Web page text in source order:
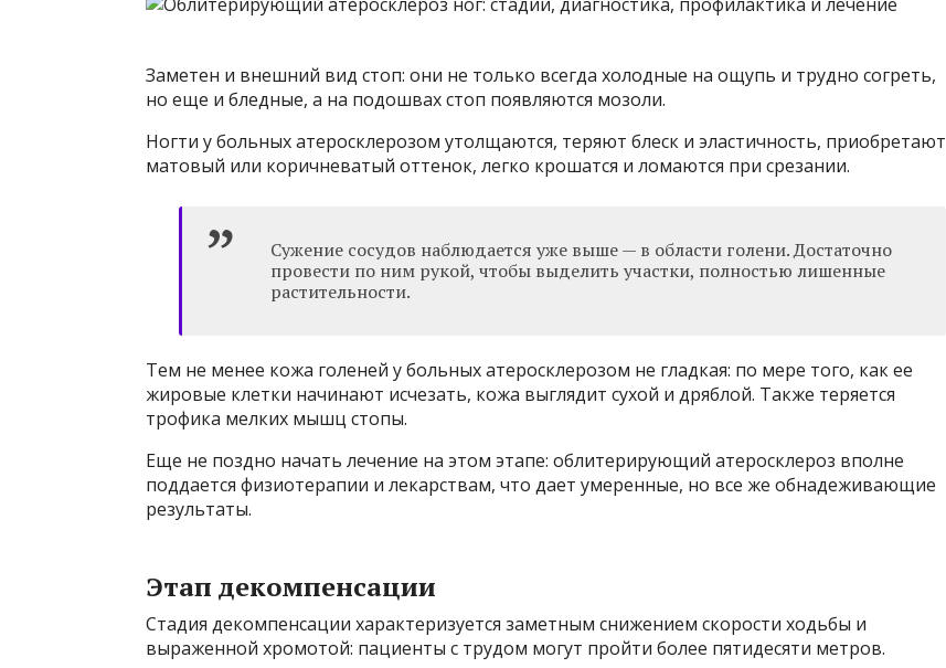
Заметен и внешний вид стоп: они не только всегда холодные на ощупь и трудно согреть,
но еще и бледные, а на подошвах стоп появляются мозоли.
Ногти у больных атеросклерозом утолщаются, теряют блеск и эластичность, приобретают
матовый или коричневатый оттенок, легко крошатся и ломаются при срезании.
Сужение сосудов наблюдается уже выше — в области голени. Достаточно
провести по ним рукой, чтобы выделить участки, полностью лишенные
растительности.
Тем не менее кожа голеней у больных атеросклерозом не гладкая: по мере того, как ее
жировые клетки начинают исчезать, кожа выглядит сухой и дряблой. Также теряется
трофика мелких мышц стопы.
Еще не поздно начать лечение на этом этапе: облитерирующий атеросклероз вполне
поддается физиотерапии и лекарствам, что дает умеренные, но все же обнадеживающие
результаты.
Этап декомпенсации
Стадия декомпенсации характеризуется заметным снижением скорости ходьбы и
выраженной хромотой: пациенты с трудом могут пройти более пятидесяти метров.